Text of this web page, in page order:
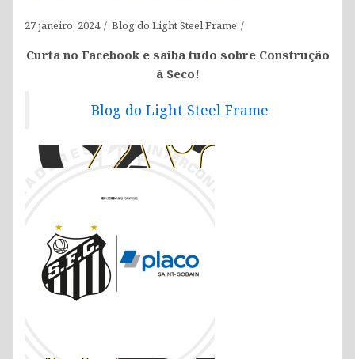
27 janeiro, 2024 Blog do Light Steel Frame
Curta no Facebook e saiba tudo sobre Construção
à Seco!
Blog do Light Steel Frame